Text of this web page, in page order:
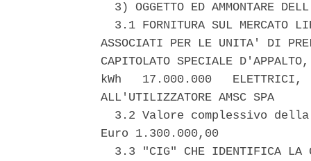
3) OGGETTO ED AMMONTARE
3.1 FORNITURA SUL MERCATO
ASSOCIATI PER LE UNITA' DI
CAPITOLATO SPECIALE
kWh   17.000.000   ELETTRICI,
ALL'UTILIZZATORE AMSC SPA
3.2 Valore complessivo
Euro 1.300.000,00
3.3 "CIG" CHE IDENTIFICA